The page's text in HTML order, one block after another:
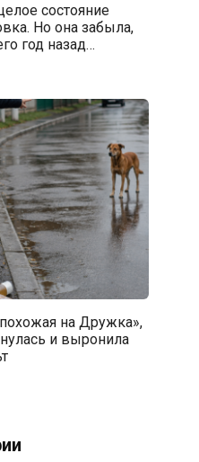
состояние
Но она забыла,
год назад…
на Дружка»,
и выронила